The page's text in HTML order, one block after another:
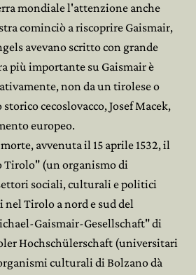
mondiale l'attenzione anche
cominciò a riscoprire Gaismair,
avevano scritto con grande
più importante su Gaismair è
non da un tirolese o
cecoslovacco, Josef Macek,
europeo.
avvenuta il 15 aprile 1532, il
Tirolo" (un organismo di
sociali, culturali e politici
Tirolo a nord e sud del
Gaismair-Gesellschaft" di
Hochschülerschaft (universitari
culturali di Bolzano dà